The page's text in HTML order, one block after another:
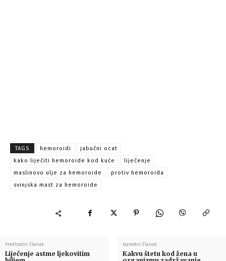
TAGS hemoroidi
jabučni ocat
kako liječiti hemoroide kod kuće
liječenje
maslinovo ulje za hemoroide
protiv hemoroida
svinjska mast za hemoroide
Prethodni članak
Liječenje astme ljekovitim
Naredni članak
Kakvu štetu kod žena u